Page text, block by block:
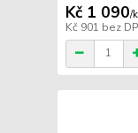
Kč 1 090/
Kč 901 bez